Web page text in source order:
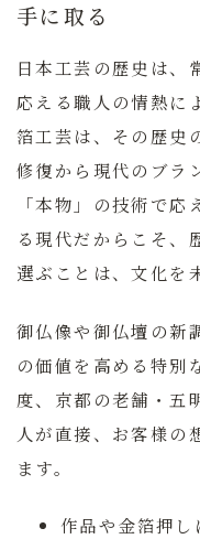
手に取る
日本工芸の歴史は、
応える職人の情熱に
箔工芸は、その歴史
修復から現代のブラ
「本物」の技術で
る現代だからこそ、
選ぶことは、文化を
御仏像や御仏壇の新
の価値を高める特別
度、京都の老舗・五
人が直接、お客様の
ます。
作品や金箔押し